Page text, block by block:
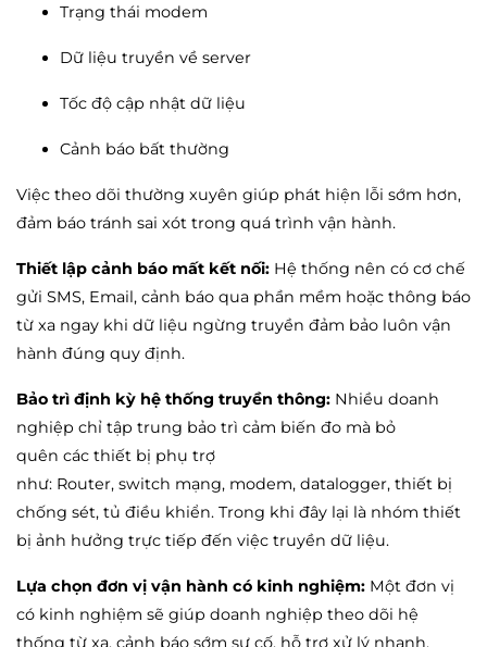
Trạng thái modem
Dữ liệu truyền về server
Tốc độ cập nhật dữ liệu
Cảnh báo bất thường
Việc theo dõi thường xuyên giúp phát hiện lỗi sớm hơn,
đảm báo tránh sai xót trong quá trình vận hành.
Thiết lập cảnh báo mất kết nối: Hệ thống nên có cơ chế
gửi SMS, Email, cảnh báo qua phần mềm hoặc thông báo
từ xa ngay khi dữ liệu ngừng truyền đảm bảo luôn vận
hành đúng quy định.
Bảo trì định kỳ hệ thống truyền thông: Nhiều doanh
nghiệp chỉ tập trung bảo trì cảm biến đo mà bỏ
quên các thiết bị phụ trợ
như: Router, switch mạng, modem, datalogger, thiết bị
chống sét, tủ điều khiển. Trong khi đây lại là nhóm thiết
bị ảnh hưởng trực tiếp đến việc truyền dữ liệu.
Lựa chọn đơn vị vận hành có kinh nghiệm: Một đơn vị
có kinh nghiệm sẽ giúp doanh nghiệp theo dõi hệ
thống từ xa, cảnh báo sớm sự cố, hỗ trợ xử lý nhanh,